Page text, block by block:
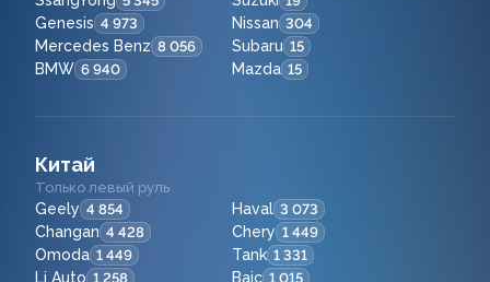
Genesis 4 973 Nissan 304
Mercedes Benz 8 056 Subaru 15
BMW 6 940 Mazda 15
Китай
Только левый руль
Geely 4 854 Haval 3 073
Changan 4 428 Chery 1 449
Omoda 1 449 Tank 1 331
Li Auto 1 258 Baic 1 015